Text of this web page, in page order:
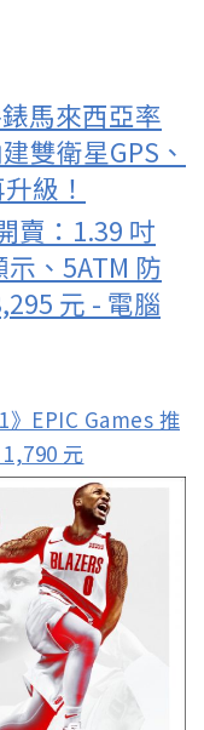
馬來西亞率
雙衛星GPS、
級！
》EPIC Games 推
元